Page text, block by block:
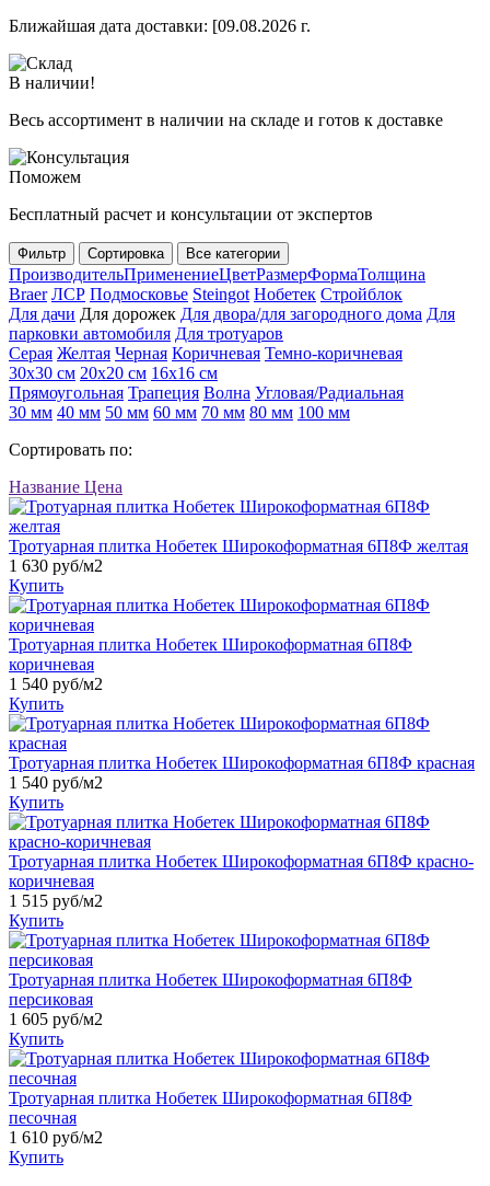
Ближайшая дата доставки: [09.08.2026 г.
В наличии!
Весь ассортимент в наличии на складе и готов к доставке
Поможем
Бесплатный расчет и консультации от экспертов
Фильтр Сортировка Все категории
ПроизводительПрименениеЦветРазмерФормаТолщина
Braer ЛСР Подмосковье Steingot Нобетек Стройблок
Для дачи Для дорожек Для двора/для загородного дома Для
парковки автомобиля Для тротуаров
Серая Желтая Черная Коричневая Темно-коричневая
30х30 см 20х20 см 16х16 см
Прямоугольная Трапеция Волна Угловая/Радиальная
30 мм 40 мм 50 мм 60 мм 70 мм 80 мм 100 мм
Сортировать по:
Название Цена
Тротуарная плитка Нобетек Широкоформатная 6П8Ф желтая
1 630 руб/м2
Купить
Тротуарная плитка Нобетек Широкоформатная 6П8Ф
коричневая
1 540 руб/м2
Купить
Тротуарная плитка Нобетек Широкоформатная 6П8Ф красная
1 540 руб/м2
Купить
Тротуарная плитка Нобетек Широкоформатная 6П8Ф красно-
коричневая
1 515 руб/м2
Купить
Тротуарная плитка Нобетек Широкоформатная 6П8Ф
персиковая
1 605 руб/м2
Купить
Тротуарная плитка Нобетек Широкоформатная 6П8Ф
песочная
1 610 руб/м2
Купить